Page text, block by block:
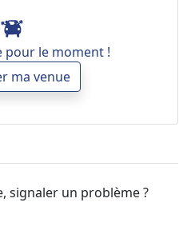
pour le moment !
ma venue
signaler un problème ?